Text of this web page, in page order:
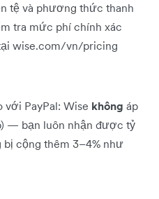
tệ và phương thức thanh
tra mức phí chính xác
wise.com/vn/pricing
PayPal: Wise không áp
— bạn luôn nhận được tỷ
cộng thêm 3–4% như